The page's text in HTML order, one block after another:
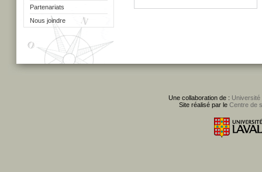
Partenariats
Nous joindre
Une collaboration de : Université
Site réalisé par le Centre de